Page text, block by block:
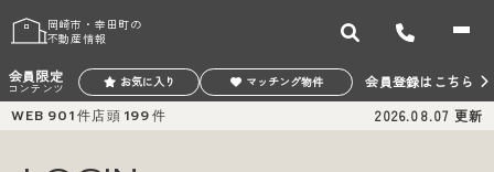
岡崎市・幸田町の
不動産情報
会員限定
コンテンツ お気に入り マッチング物件 会員登録はこちら
WEB 901件店頭 199件 2026.08.07 更新